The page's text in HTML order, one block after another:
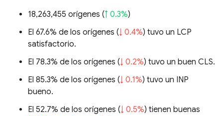
18,263,455 orígenes (↑ 0.3%)
El 67.6% de los orígenes (↓ 0.4%) tuvo un LCP
satisfactorio.
El 78.3% de los orígenes (↓ 0.2%) tuvo un buen CLS.
El 85.3% de los orígenes (↓ 0.1%) tuvo un INP
bueno.
El 52.7% de los orígenes (↓ 0.5%) tienen buenas